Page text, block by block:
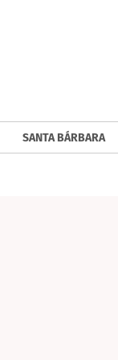
SANTA BÁRBARA